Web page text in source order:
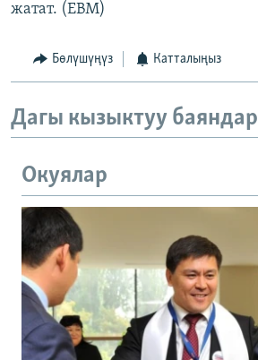
жатат. (EBM)
Бөлүшүңүз Катталыңыз
Дагы кызыктуу баяндар
Окуялар